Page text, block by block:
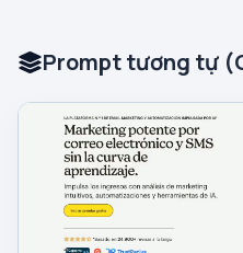
Prompt tương tự